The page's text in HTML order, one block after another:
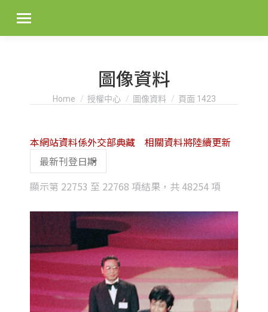
圖像資料
You are here:
Home 授權中心 圖像資料 頁面 1423
顯示第 22753 至 22768 項結果，共 48254 項
latest
本網站資料係外交部典藏 相關資料將陸續更新